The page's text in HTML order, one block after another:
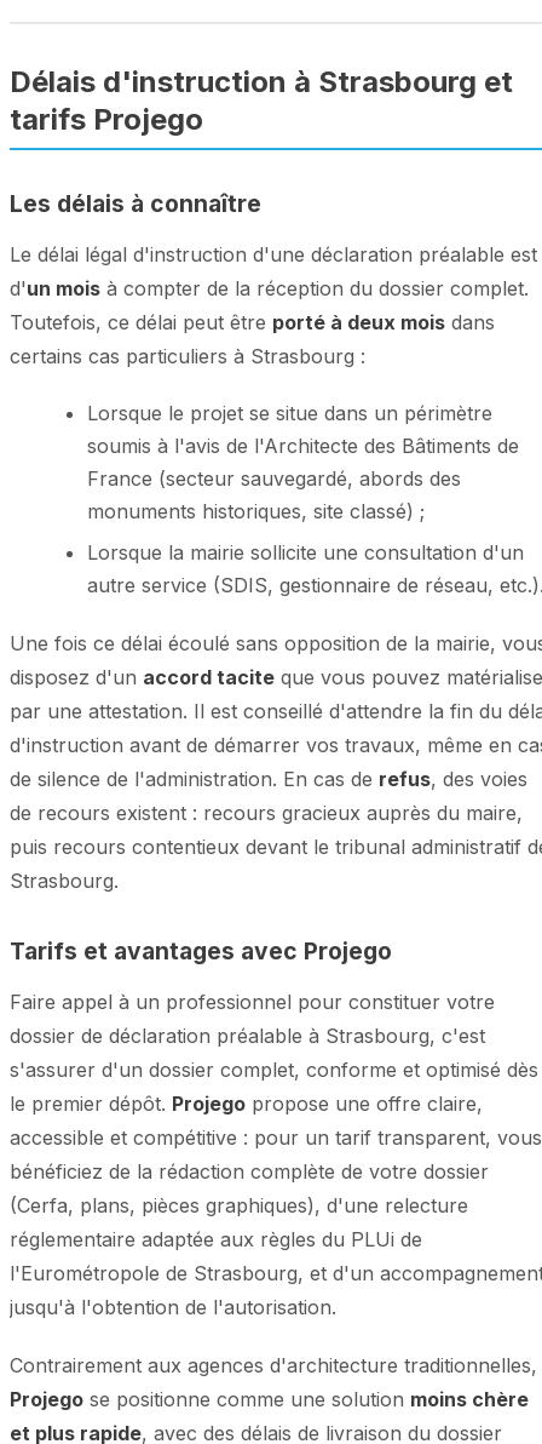
Délais d'instruction à Strasbourg et
tarifs Projego
Les délais à connaître
Le délai légal d'instruction d'une déclaration préalable est
d'un mois à compter de la réception du dossier complet.
Toutefois, ce délai peut être porté à deux mois dans
certains cas particuliers à Strasbourg :
Lorsque le projet se situe dans un périmètre
soumis à l'avis de l'Architecte des Bâtiments de
France (secteur sauvegardé, abords des
monuments historiques, site classé) ;
Lorsque la mairie sollicite une consultation d'un
autre service (SDIS, gestionnaire de réseau,
Une fois ce délai écoulé sans opposition de la mairie,
disposez d'un accord tacite que vous pouvez
par une attestation. Il est conseillé d'attendre la fin du
d'instruction avant de démarrer vos travaux, même en
de silence de l'administration. En cas de refus, des voies
de recours existent : recours gracieux auprès du maire,
puis recours contentieux devant le tribunal administratif
Strasbourg.
Tarifs et avantages avec Projego
Faire appel à un professionnel pour constituer votre
dossier de déclaration préalable à Strasbourg, c'est
s'assurer d'un dossier complet, conforme et optimisé dès
le premier dépôt. Projego propose une offre claire,
accessible et compétitive : pour un tarif transparent, vous
bénéficiez de la rédaction complète de votre dossier
(Cerfa, plans, pièces graphiques), d'une relecture
réglementaire adaptée aux règles du PLUi de
l'Eurométropole de Strasbourg, et d'un
jusqu'à l'obtention de l'autorisation.
Contrairement aux agences d'architecture traditionnelles,
Projego se positionne comme une solution moins chère
et plus rapide, avec des délais de livraison du dossier